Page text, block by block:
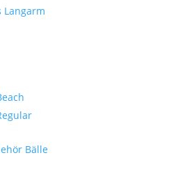
Langarm
Bälle